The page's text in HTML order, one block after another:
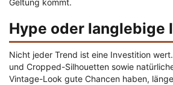
Geltung kommt.
Hype oder langlebige
Nicht jeder Trend ist eine Investition
und Cropped-Silhouetten sowie
Vintage-Look gute Chancen haben,